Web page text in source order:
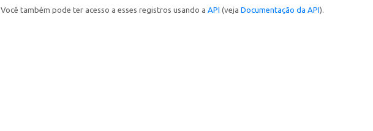
Você também pode ter acesso a esses registros usando a API (veja Documentação da API).